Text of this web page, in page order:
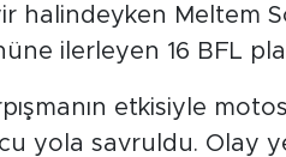
halindeyken Meltem
ilerleyen 16 BFL
etkisiyle
yola savruldu. Olay